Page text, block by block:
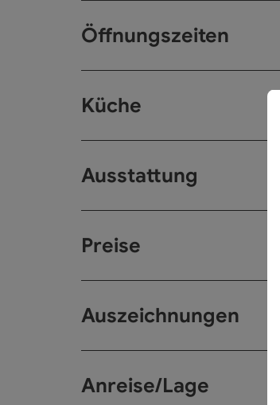
Öffnungszeiten
Küche
Ausstattung
Preise
Auszeichnungen
Anreise/Lage